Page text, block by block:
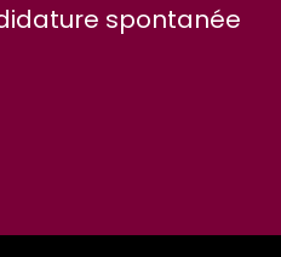
spontanée